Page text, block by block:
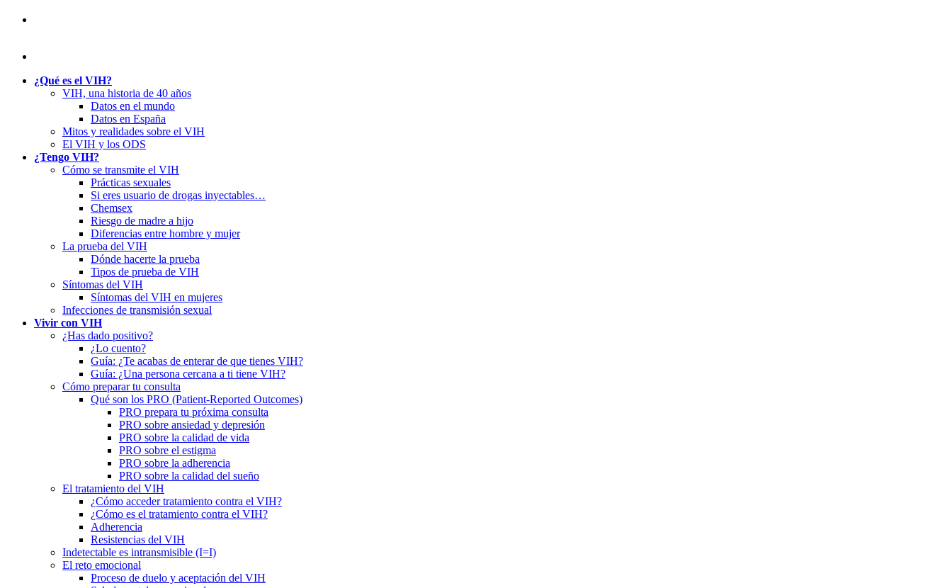
¿Qué es el VIH?
VIH, una historia de 40 años
Datos en el mundo
Datos en España
Mitos y realidades sobre el VIH
El VIH y los ODS
¿Tengo VIH?
Cómo se transmite el VIH
Prácticas sexuales
Si eres usuario de drogas inyectables…
Chemsex
Riesgo de madre a hijo
Diferencias entre hombre y mujer
La prueba del VIH
Dónde hacerte la prueba
Tipos de prueba de VIH
Síntomas del VIH
Síntomas del VIH en mujeres
Infecciones de transmisión sexual
Vivir con VIH
¿Has dado positivo?
¿Lo cuento?
Guía: ¿Te acabas de enterar de que tienes VIH?
Guía: ¿Una persona cercana a ti tiene VIH?
Cómo preparar tu consulta
Qué son los PRO (Patient-Reported Outcomes)
PRO prepara tu próxima consulta
PRO sobre ansiedad y depresión
PRO sobre la calidad de vida
PRO sobre el estigma
PRO sobre la adherencia
PRO sobre la calidad del sueño
El tratamiento del VIH
¿Cómo acceder tratamiento contra el VIH?
¿Cómo es el tratamiento contra el VIH?
Adherencia
Resistencias del VIH
Indetectable es intransmisible (I=I)
El reto emocional
Proceso de duelo y aceptación del VIH